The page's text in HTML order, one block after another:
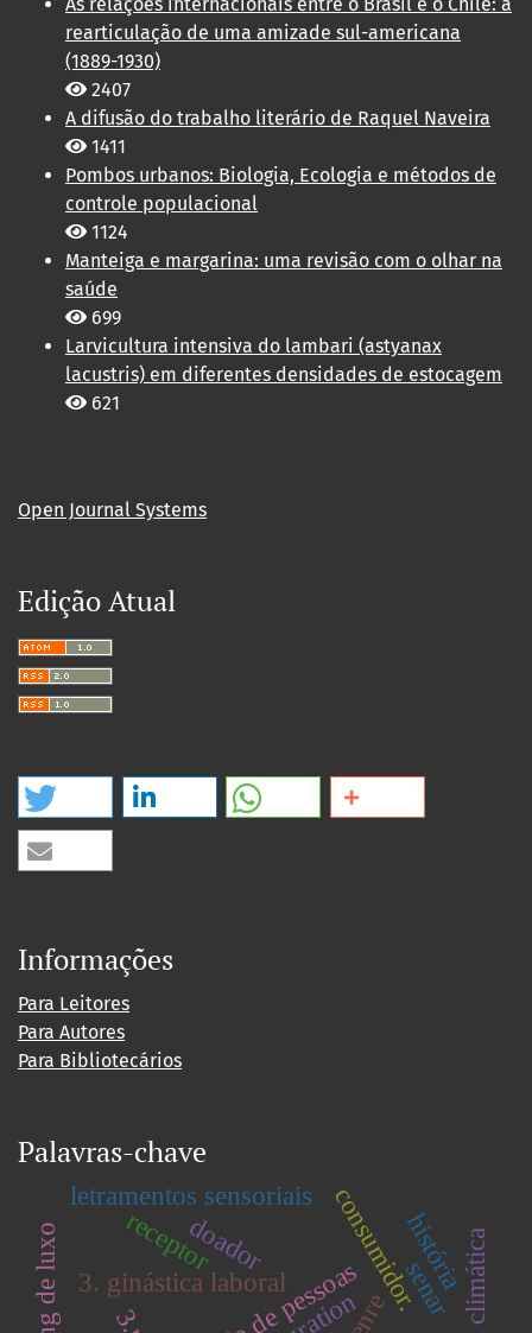
As relações internacionais entre o Brasil e o Chile: a
rearticulação de uma amizade sul-americana
(1889-1930)
2407
A difusão do trabalho literário de Raquel Naveira
1411
Pombos urbanos: Biologia, Ecologia e métodos de
controle populacional
1124
Manteiga e margarina: uma revisão com o olhar na
saúde
699
Larvicultura intensiva do lambari (astyanax
lacustris) em diferentes densidades de estocagem
621
Open Journal Systems
Edição Atual
Informações
Para Leitores
Para Autores
Para Bibliotecários
Palavras-chave
3. ginástica laboral
receptordoador consumidor.senar
letramentos sensoriais
história